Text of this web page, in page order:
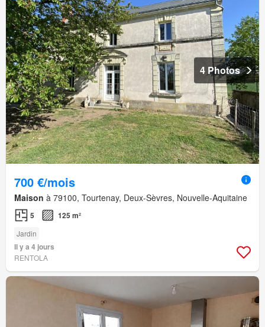
4 Photos
700 €/mois
Maison à 79100, Tourtenay, Deux-Sèvres, Nouvelle-Aquitaine
5 125 m²
Jardin
Il y a 4 jours
RENTOLA